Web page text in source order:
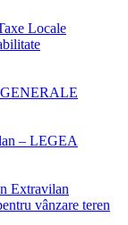
Locale
– LEGEA
Extravilan
vânzare teren